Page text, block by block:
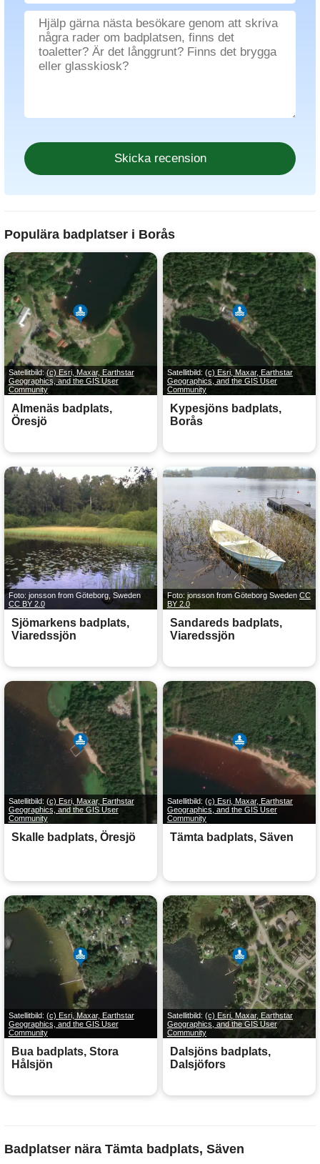
Populära badplatser i Borås
Satellitbild: (c) Esri, Maxar, Earthstar
Geographics, and the GIS User
Community
Almenäs badplats,
Öresjö
Satellitbild: (c) Esri, Maxar, Earthstar
Geographics, and the GIS User
Community
Kypesjöns badplats,
Borås
Foto: jonsson from Göteborg, Sweden
CC BY 2.0
Sjömarkens badplats,
Viaredssjön
Foto: jonsson from Göteborg Sweden CC
BY 2.0
Sandareds badplats,
Viaredssjön
Satellitbild: (c) Esri, Maxar, Earthstar
Geographics, and the GIS User
Community
Skalle badplats, Öresjö
Satellitbild: (c) Esri, Maxar, Earthstar
Geographics, and the GIS User
Community
Tämta badplats, Säven
Satellitbild: (c) Esri, Maxar, Earthstar
Geographics, and the GIS User
Community
Bua badplats, Stora
Hålsjön
Satellitbild: (c) Esri, Maxar, Earthstar
Geographics, and the GIS User
Community
Dalsjöns badplats,
Dalsjöfors
Badplatser nära Tämta badplats, Säven